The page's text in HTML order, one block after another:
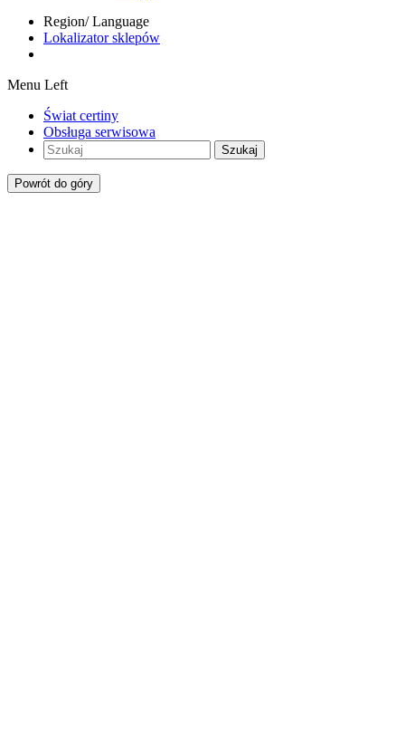
Region/ Language
Lokalizator sklepów
Menu Left
Świat certiny
Obsługa serwisowa
Szukaj
Powrót do góry